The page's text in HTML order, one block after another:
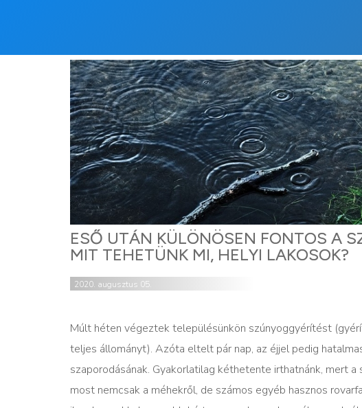
ESŐ UTÁN KÜLÖNÖSEN FONTOS A
MIT TEHETÜNK MI, HELYI LAKOSOK?
2020. augusztus 05.
Múlt héten végeztek településünkön szúnyoggyérítést
teljes állományt). Azóta eltelt pár nap, az éjjel pedig
szaporodásának. Gyakorlatilag kéthetente irthatnánk, mert
most nemcsak a méhekről, de számos egyéb hasznos